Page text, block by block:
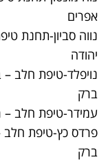
פנינים 2/
חלב – אור
חיים
הרב
גן